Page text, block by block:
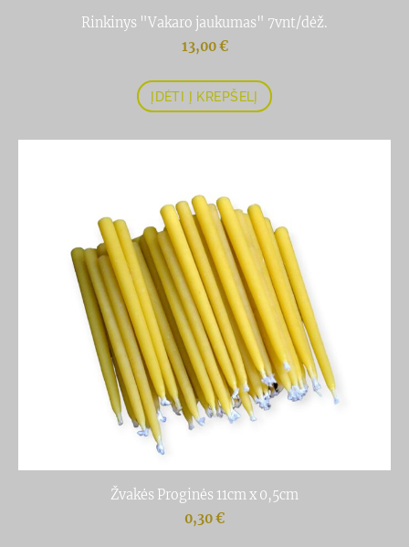
Rinkinys "Vakaro jaukumas" 7vnt/dėž.
13,00 €
ĮDĖTI Į KREPŠELĮ
Žvakės Proginės 11cm x 0,5cm
0,30 €